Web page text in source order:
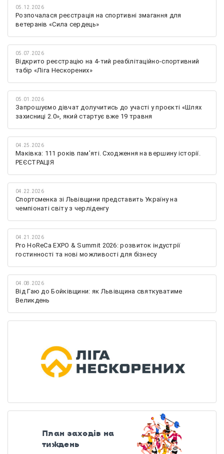
05.12.2026
Розпочалася реєстрація на спортивні змагання для
ветеранів «Сила сердець»
05.07.2026
Відкрито реєстрацію на 4-тий реабілітаційно-спортивний
табір «Ліга Нескорених»
05.01.2026
Запрошуємо дівчат долучитись до участі у проєкті «Шлях
захисниці 2.0», який стартує вже 19 травня
04.25.2026
Маківка: 111 років пам’яті. Сходження на вершину історії.
РЕЄСТРАЦІЯ
04.22.2026
Спортсменка зі Львівщини представить Україну на
чемпіонаті світу з черліденгу
04.21.2026
Pro HoReCa EXPO & Summit 2026: розвиток індустрії
гостинності та нові можливості для бізнесу
04.08.2026
Від Гаю до Бойківщини: як Львівщина святкуватиме
Великдень
План заходів на
тиждень